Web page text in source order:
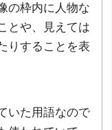
の枠内に人物な
とや、見えては
りすることを表
いた用語なので